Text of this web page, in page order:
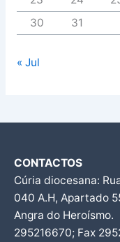
30
31
« Jul
CONTACTOS
Cúria diocesana:
040 A.H, Apartado
Angra do Heroísmo.
295216670; Fax